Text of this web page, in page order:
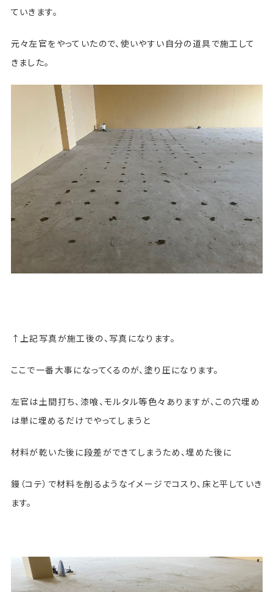
ていきます。
元々左官をやっていたので、使いやすい自分の道具で施工して
きました。
↑上記写真が施工後の、写真になります。
ここで一番大事になってくるのが、塗り圧になります。
左官は土間打ち、漆喰、モルタル等色々ありますが、この穴埋め
は単に埋めるだけでやってしまうと
材料が乾いた後に段差ができてしまうため、埋めた後に
鏝（コテ）で材料を削るようなイメージでコスり、床と平していき
ます。